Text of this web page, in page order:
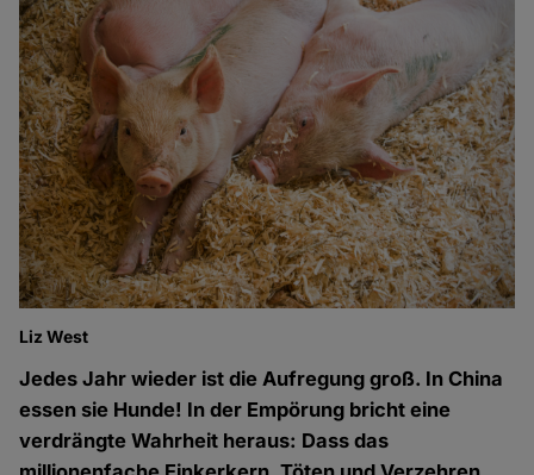
Liz West
Jedes Jahr wieder ist die Aufregung groß. In China
essen sie Hunde! In der Empörung bricht eine
verdrängte Wahrheit heraus: Dass das